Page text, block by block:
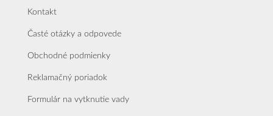
Kontakt
Časté otázky a odpovede
Obchodné podmienky
Reklamačný poriadok
Formulár na vytknutie vady